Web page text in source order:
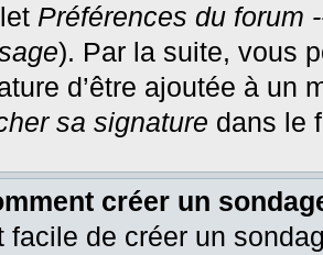
Préférences du forum
). Par la suite, vous
d’être ajoutée à un
sa signature dans le
créer un
facile de créer un